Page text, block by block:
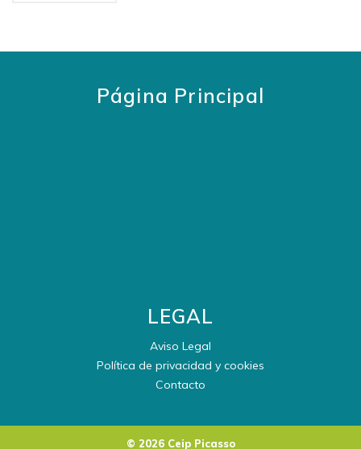
Página Principal
LEGAL
Aviso Legal
Política de privacidad y cookies
Contacto
© 2026 Ceip Picasso